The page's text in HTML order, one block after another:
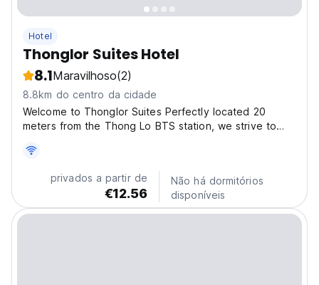
Hotel
Thonglor Suites Hotel
8.1Maravilhoso(2)
8.8km do centro da cidade
Welcome to Thonglor Suites Perfectly located 20
meters from the Thong Lo BTS station, we strive to
with our efficient modern rooms and exceptional
amenities at an affordable price. Queen Size Memory
Foam...privados a partir de
€12.56
Não há dormitórios
disponíveis